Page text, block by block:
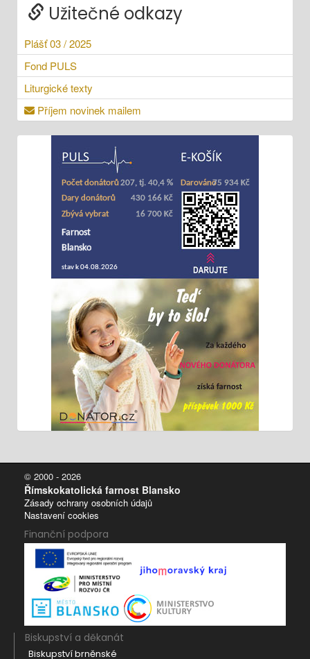
Užitečné odkazy
Plášť 03 / 2025
Fond PULS
Liturgické texty
Příjem novinek mailem
© 2000 - 2026
Římskokatolická farnost Blansko
Zásady ochrany osobních údajů
Nastavení cookies
Finanční podpora
Biskupství a děkanát
Biskupství brněnské